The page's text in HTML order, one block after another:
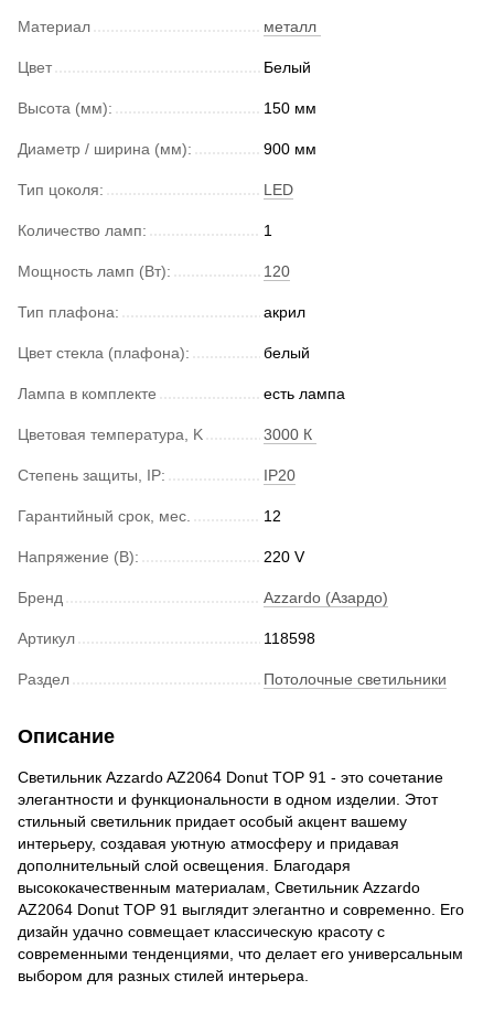
Материал металл
Цвет Белый
Высота (мм): 150 мм
Диаметр / ширина (мм): 900 мм
Тип цоколя: LED
Количество ламп: 1
Мощность ламп (Вт): 120
Тип плафона: акрил
Цвет стекла (плафона): белый
Лампа в комплекте есть лампа
Цветовая температура, K 3000 К
Степень защиты, IP: IP20
Гарантийный срок, мес. 12
Напряжение (В): 220 V
Бренд Azzardo (Азардо)
Артикул 118598
Раздел Потолочные светильники
Описание
Светильник Azzardo AZ2064 Donut TOP 91 - это сочетание
элегантности и функциональности в одном изделии. Этот
стильный светильник придает особый акцент вашему
интерьеру, создавая уютную атмосферу и придавая
дополнительный слой освещения. Благодаря
высококачественным материалам, Светильник Azzardo
AZ2064 Donut TOP 91 выглядит элегантно и современно. Его
дизайн удачно совмещает классическую красоту с
современными тенденциями, что делает его универсальным
выбором для разных стилей интерьера.